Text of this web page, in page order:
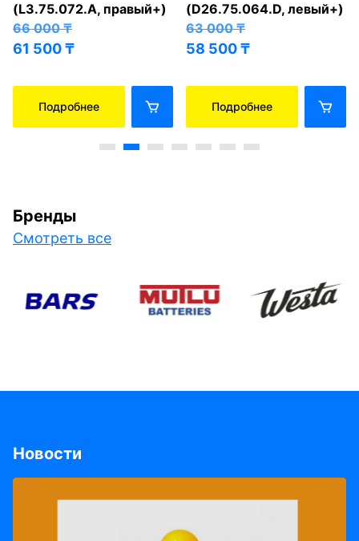
(L3.75.072.A, правый+)
66 000₸
61 500₸
Подробнее
(D26.75.064.D, левый+)
63 000₸
58 500₸
Подробнее
Бренды
Смотреть все
Новости